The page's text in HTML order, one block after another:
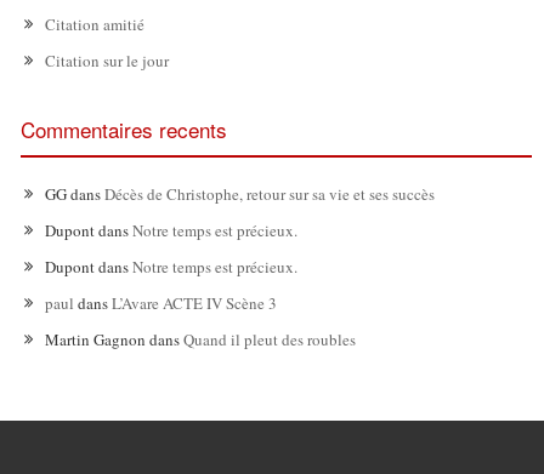
Citation amitié
Citation sur le jour
Commentaires recents
GGdansDécès de Christophe, retour sur sa vie et ses succès
DupontdansNotre temps est précieux.
DupontdansNotre temps est précieux.
paul dansL’Avare ACTE IV Scène 3
Martin Gagnon dansQuand il pleut des roubles